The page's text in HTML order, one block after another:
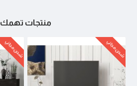
منتجات تهمك
شحن مجاني شحن مجاني